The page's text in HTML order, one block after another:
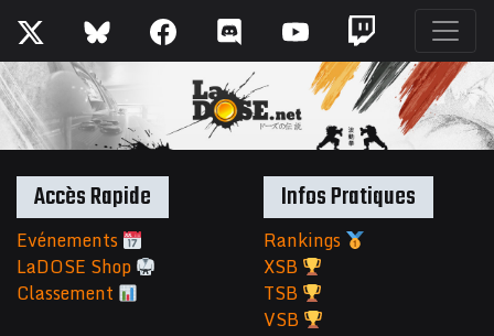
Accès Rapide
Evénements
LaDOSE Shop
Classement
Infos Pratiques
Rankings
XSB
TSB
VSB